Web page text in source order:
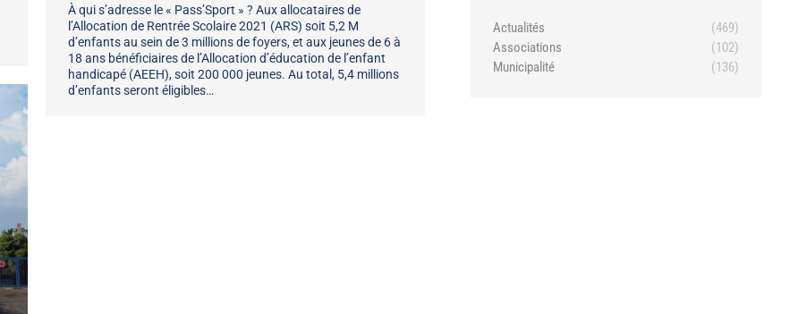
À qui s’adresse le « Pass’Sport » ? Aux allocataires de
l’Allocation de Rentrée Scolaire 2021 (ARS) soit 5,2 M
d’enfants au sein de 3 millions de foyers, et aux jeunes de 6 à
18 ans bénéficiaires de l’Allocation d’éducation de l’enfant
handicapé (AEEH), soit 200 000 jeunes. Au total, 5,4 millions
d’enfants seront éligibles…
Actualités
(469)
Associations
(102)
Municipalité
(136)